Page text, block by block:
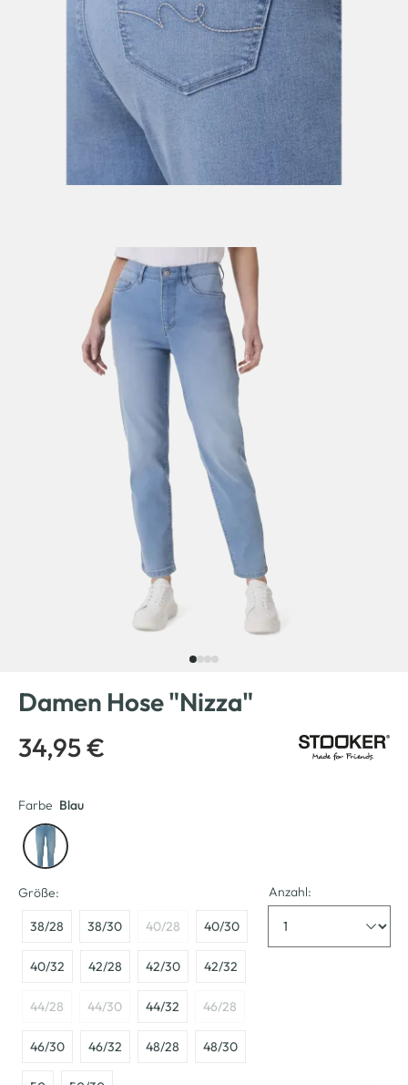
Damen Hose "Nizza"
34,95 €
Farbe Blau
Größe:
38/28 38/30 40/28 40/30
40/32 42/28 42/30 42/32
44/28 44/30 44/32 46/28
46/30 46/32 48/28 48/30
Anzahl: